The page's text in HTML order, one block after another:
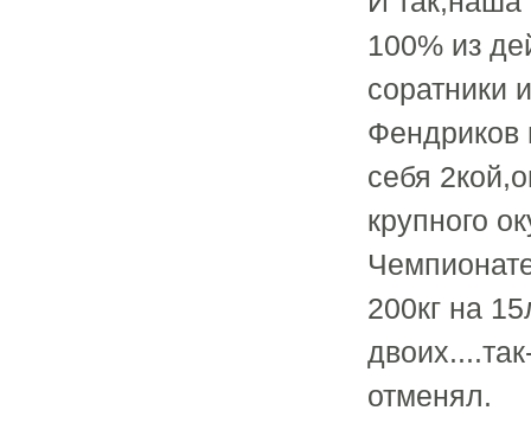
100% из
соратники
Фендриков
себя
крупного
200кг на
отменял.